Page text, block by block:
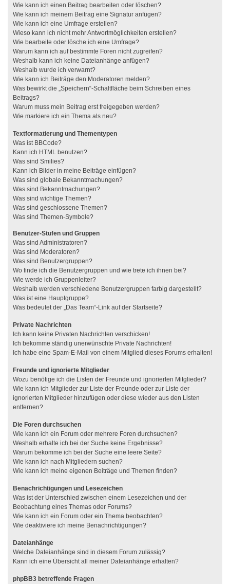
Wie kann ich einen Beitrag bearbeiten oder löschen?
Wie kann ich meinem Beitrag eine Signatur anfügen?
Wie kann ich eine Umfrage erstellen?
Wieso kann ich nicht mehr Antwortmöglichkeiten erstellen?
Wie bearbeite oder lösche ich eine Umfrage?
Warum kann ich auf bestimmte Foren nicht zugreifen?
Weshalb kann ich keine Dateianhänge anfügen?
Weshalb wurde ich verwarnt?
Wie kann ich Beiträge den Moderatoren melden?
Was bewirkt die „Speichern“-Schaltfläche beim Schreiben eines
Beitrags?
Warum muss mein Beitrag erst freigegeben werden?
Wie markiere ich ein Thema als neu?
Textformatierung und Thementypen
Was ist BBCode?
Kann ich HTML benutzen?
Was sind Smilies?
Kann ich Bilder in meine Beiträge einfügen?
Was sind globale Bekanntmachungen?
Was sind Bekanntmachungen?
Was sind wichtige Themen?
Was sind geschlossene Themen?
Was sind Themen-Symbole?
Benutzer-Stufen und Gruppen
Was sind Administratoren?
Was sind Moderatoren?
Was sind Benutzergruppen?
Wo finde ich die Benutzergruppen und wie trete ich ihnen bei?
Wie werde ich Gruppenleiter?
Weshalb werden verschiedene Benutzergruppen farbig dargestellt?
Was ist eine Hauptgruppe?
Was bedeutet der „Das Team“-Link auf der Startseite?
Private Nachrichten
Ich kann keine Privaten Nachrichten verschicken!
Ich bekomme ständig unerwünschte Private Nachrichten!
Ich habe eine Spam-E-Mail von einem Mitglied dieses Forums erhalten!
Freunde und ignorierte Mitglieder
Wozu benötige ich die Listen der Freunde und ignorierten Mitglieder?
Wie kann ich Mitglieder zur Liste der Freunde oder zur Liste der
ignorierten Mitglieder hinzufügen oder diese wieder aus den Listen
entfernen?
Die Foren durchsuchen
Wie kann ich ein Forum oder mehrere Foren durchsuchen?
Weshalb erhalte ich bei der Suche keine Ergebnisse?
Warum bekomme ich bei der Suche eine leere Seite?
Wie kann ich nach Mitgliedern suchen?
Wie kann ich meine eigenen Beiträge und Themen finden?
Benachrichtigungen und Lesezeichen
Was ist der Unterschied zwischen einem Lesezeichen und der
Beobachtung eines Themas oder Forums?
Wie kann ich ein Forum oder ein Thema beobachten?
Wie deaktiviere ich meine Benachrichtigungen?
Dateianhänge
Welche Dateianhänge sind in diesem Forum zulässig?
Kann ich eine Übersicht all meiner Dateianhänge erhalten?
phpBB3 betreffende Fragen